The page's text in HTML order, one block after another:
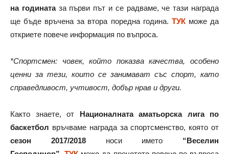
на годинатаза първи път и се радваме, че тази награда
ще бъде връчена за втора поредна година. ТУКможе да
откриете повече информация по въпроса.
*Спортсмен: човек, който показва качества, особено
ценни за тези, които се занимават със спорт, като
справедливост, учтивост, добър нрав и други.
Както знаете, от
Националната аматьорска лига по
баскетбол връчваме награда за спортсменство, която от
сезон 2017/2018носи името “Веселин